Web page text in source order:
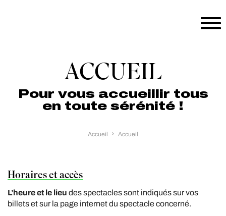
ACCUEIL
Pour vous accueillir tous
en toute sérénité !
Accueil Accueil
Horaires et accès
L’heure et le lieudes spectacles sont indiqués sur vos
billets et sur la page internet du spectacle concerné.